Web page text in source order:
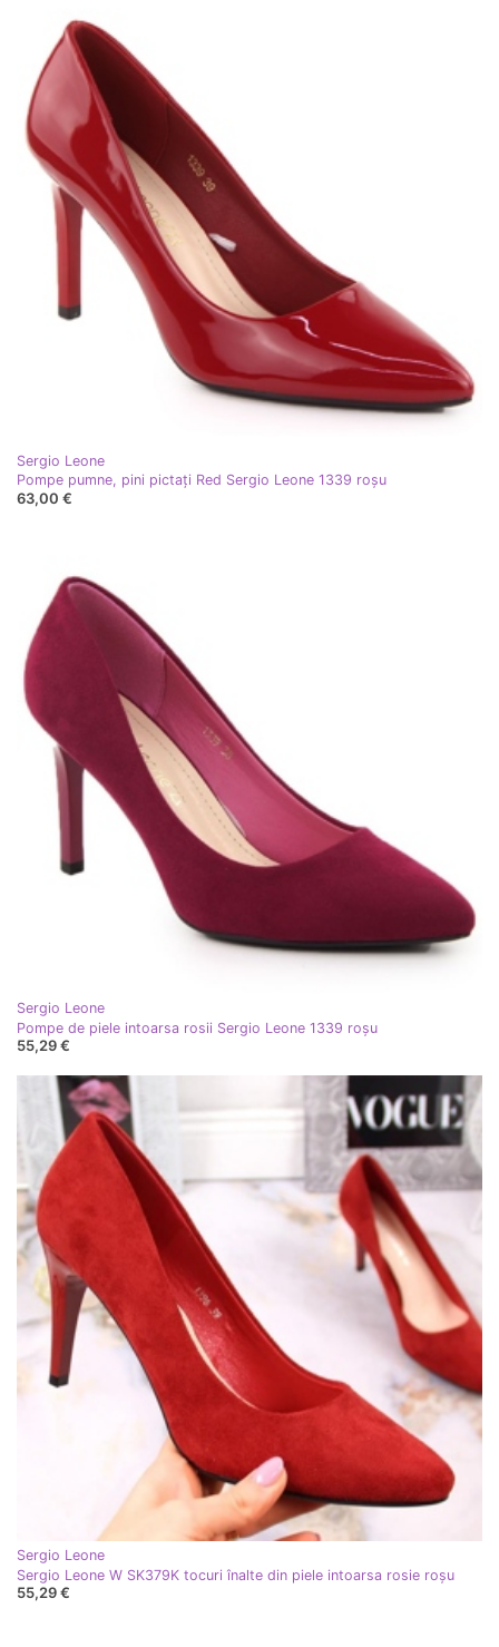
Sergio Leone
Pompe pumne, pini pictați Red Sergio Leone 1339 roşu
63,00 €
Sergio Leone
Pompe de piele intoarsa rosii Sergio Leone 1339 roşu
55,29 €
Sergio Leone
Sergio Leone W SK379K tocuri înalte din piele intoarsa rosie roşu
55,29 €